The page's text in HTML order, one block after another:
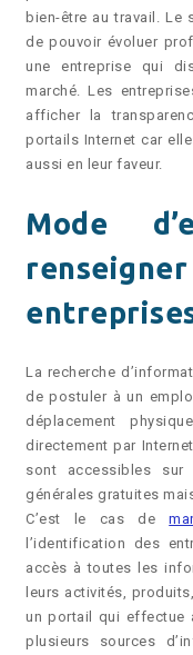
bien-être au travail.
de pouvoir évoluer
une entreprise qui
marché. Les
afficher la
portails Internet car
aussi en leur faveur.
Mode
La recherche
de postuler à un
déplacement
directement par
sont accessibles sur
générales gratuites
C’est le cas de
l’identification des
accès à toutes les
leurs activités,
un portail qui effectue
plusieurs sources